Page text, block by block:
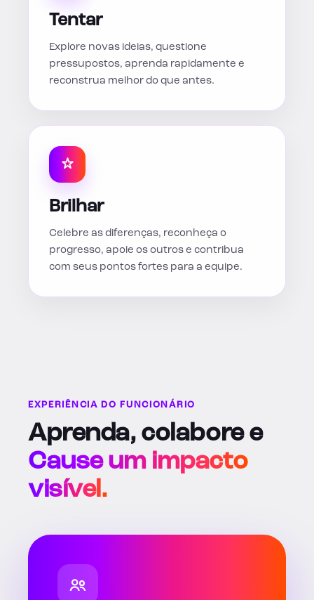
Tentar
Explore novas ideias, questione
pressupostos, aprenda rapidamente e
reconstrua melhor do que antes.
Brilhar
Celebre as diferenças, reconheça o
progresso, apoie os outros e contribua
com seus pontos fortes para a equipe.
EXPERIÊNCIA DO FUNCIONÁRIO
Aprenda, colabore e
Cause um impacto
visível.